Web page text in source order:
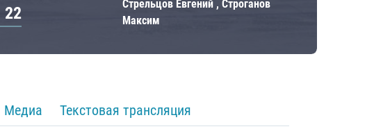
22
Стрельцов Евгений , Строганов
Максим
Медиа Текстовая трансляция